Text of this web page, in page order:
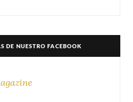
e
w
t
t
DE NUESTRO FACEBOOK